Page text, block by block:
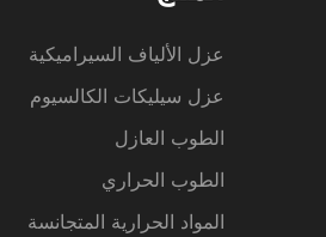
عزل الألياف السيراميكية
عزل سيليكات الكالسيوم
الطوب العازل
الطوب الحراري
المواد الحرارية المتجانسة